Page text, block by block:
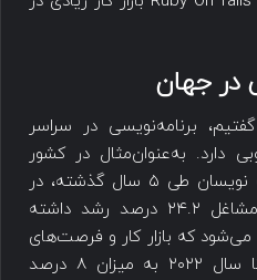
در جهان
برنامه‌نویسی در سراسر
دارد. به‌عنوان‌مثال در کشور
استرالیا میزان استخدام برنامه نویسان طی ۵ سال گذشته، در
مقایسه با میزان رشد همه مشاغل ۲۴.۲ درصد رشد داشته
که بازار کار و فرصت‌های
شغلی برای برنامه‌نویس‌ها تا سال ۲۰۲۲ به میزان ۸ درصد